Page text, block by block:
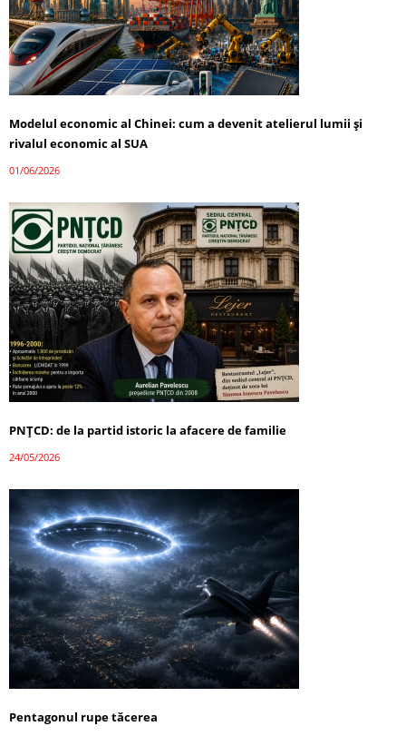
Modelul economic al Chinei: cum a devenit atelierul lumii și
rivalul economic al SUA
01/06/2026
PNȚCD: de la partid istoric la afacere de familie
24/05/2026
Pentagonul rupe tăcerea